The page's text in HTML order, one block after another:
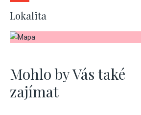
Lokalita
Mohlo by Vás také
zajímat